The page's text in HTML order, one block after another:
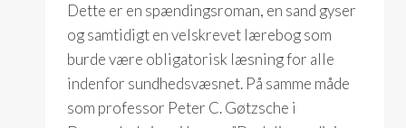
Dette er en spændingsroman, en sand gyser
og samtidigt en velskrevet lærebog som
burde være obligatorisk læsning for alle
indenfor sundhedsvæsnet. På samme måde
som professor Peter C. Gøtzsche i